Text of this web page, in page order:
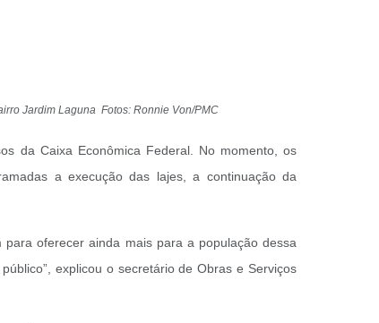
Jardim Laguna Fotos: Ronnie Von/PMC
da Caixa Econômica Federal. No momento, os
a execução das lajes, a continuação da
oferecer ainda mais para a população dessa
explicou o secretário de Obras e Serviços